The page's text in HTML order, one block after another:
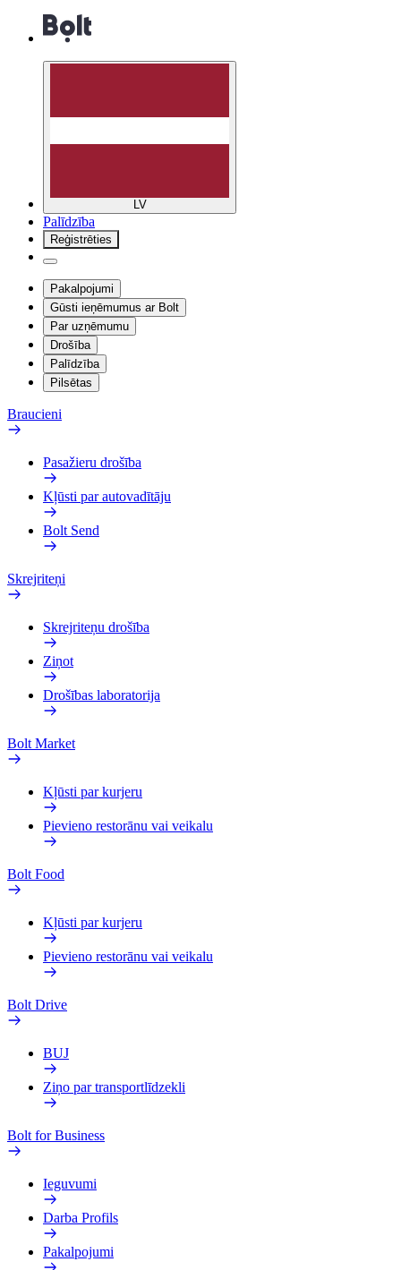
LV
Palīdzība
Reģistrēties
Pakalpojumi
Gūsti ieņēmumus ar Bolt
Par uzņēmumu
Drošība
Palīdzība
Pilsētas
Braucieni
Pasažieru drošība
Kļūsti par autovadītāju
Bolt Send
Skrejriteņi
Skrejriteņu drošība
Ziņot
Drošības laboratorija
Bolt Market
Kļūsti par kurjeru
Pievieno restorānu vai veikalu
Bolt Food
Kļūsti par kurjeru
Pievieno restorānu vai veikalu
Bolt Drive
BUJ
Ziņo par transportlīdzekli
Bolt for Business
Ieguvumi
Darba Profils
Pakalpojumi